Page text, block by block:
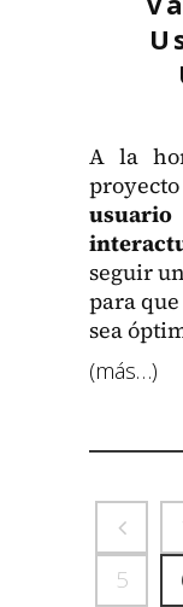
A la
seguir
para
sea
(más…)
5